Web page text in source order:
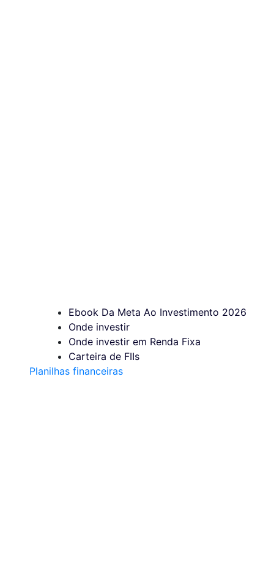
Ebook Da Meta Ao Investimento 2026
Onde investir
Onde investir em Renda Fixa
Carteira de FIIs
Planilhas financeiras